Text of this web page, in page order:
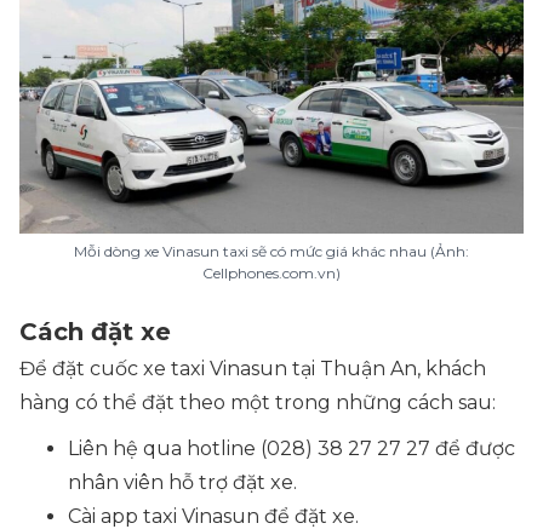
Mỗi dòng xe Vinasun taxi sẽ có mức giá khác nhau (Ảnh:
Cellphones.com.vn)
Cách đặt xe
Để đặt cuốc xe taxi Vinasun tại Thuận An, khách
hàng có thể đặt theo một trong những cách sau:
Liên hệ qua hotline (028) 38 27 27 27 để được
nhân viên hỗ trợ đặt xe.
Cài app taxi Vinasun để đặt xe.